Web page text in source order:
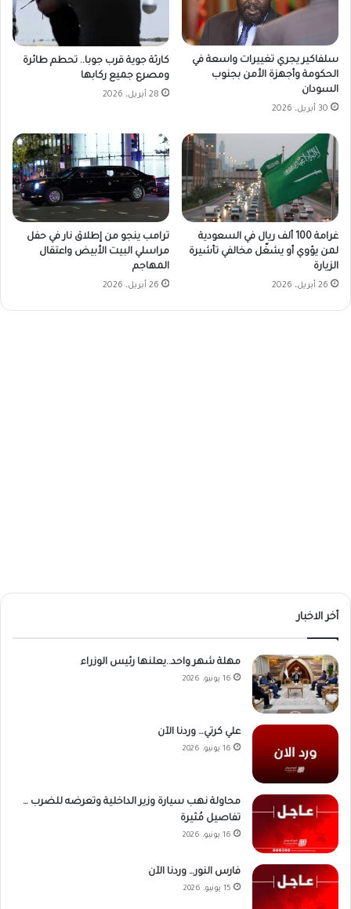
سلفاكير يجري تغييرات واسعة في
الحكومة وأجهزة الأمن بجنوب
السودان
30 أبريل، 2026
كارثة جوية قرب جوبا.. تحطم طائرة
ومصرع جميع ركابها
28 أبريل، 2026
غرامة 100 ألف ريال في السعودية
لمن يؤوي أو يشغّل مخالفي تأشيرة
الزيارة
26 أبريل، 2026
ترامب ينجو من إطلاق نار في حفل
مراسلي البيت الأبيض واعتقال
المهاجم
26 أبريل، 2026
أخر الاخبار
مهلة شهر واحد..يعلنها رئيس الوزراء
16 يونيو، 2026
علي كرتي… وردنا الآن
16 يونيو، 2026
محاولة نهب سيارة وزير الداخلية وتعرضه للضرب …
تفاصيل مُثيرة
16 يونيو، 2026
فارس النور… وردنا الآن
15 يونيو، 2026